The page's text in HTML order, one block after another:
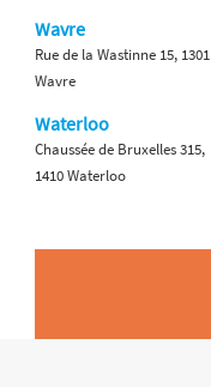
Wavre
Rue de la Wastinne 15, 1301
Wavre
Waterloo
Chaussée de Bruxelles 315,
1410 Waterloo